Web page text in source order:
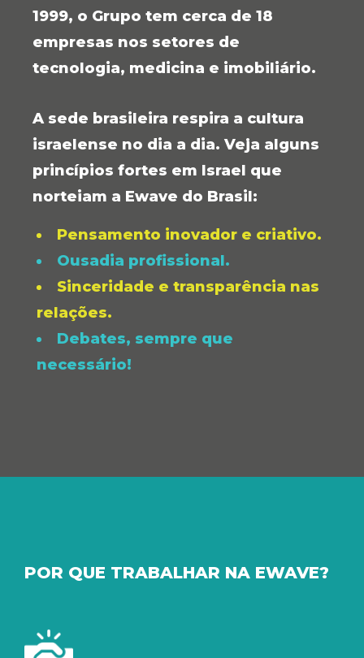
1999, o Grupo tem cerca de 18
empresas nos setores de
tecnologia, medicina e imobiliário.
A sede brasileira respira a cultura
israelense no dia a dia. Veja alguns
princípios fortes em Israel que
norteiam a Ewave do Brasil:
Pensamento inovador e criativo.
Ousadia profissional.
Sinceridade e transparência nas
relações.
Debates, sempre que
necessário!
POR QUE TRABALHAR NA EWAVE?